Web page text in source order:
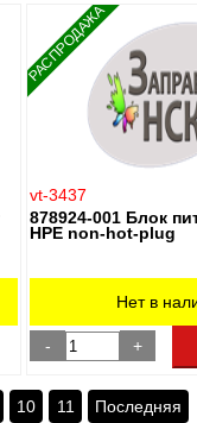
РАСПРОДАЖА
vt-3437
878924-001 Блок
HPE non-hot-plug
Нет в
- +
10 11 Последняя